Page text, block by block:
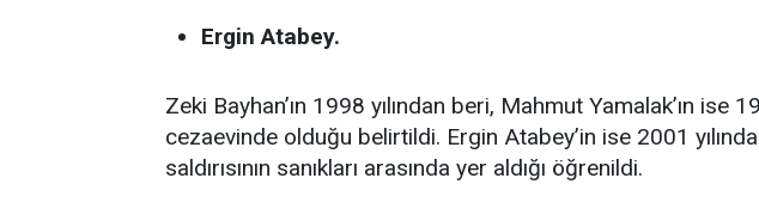
Ergin Atabey.
Zeki Bayhan’ın 1998 yılından beri, Mahmut Yamalak’ın ise
cezaevinde olduğu belirtildi. Ergin Atabey’in ise 2001
saldırısının sanıkları arasında yer aldığı öğrenildi.